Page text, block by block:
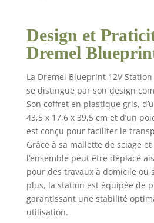
des
en
La
de
d'une
de
Design et
Dremel
La Dremel Blueprint 12V
se distingue par son design
Son coffret en plastique gris,
43,5 x 17,6 x 39,5 cm et d’un
est conçu pour faciliter le
Grâce à sa mallette de sciage
l’ensemble peut être déplacé
pour des travaux à domicile ou
plus, la station est équipée de
garantissant une stabilité
utilisation.